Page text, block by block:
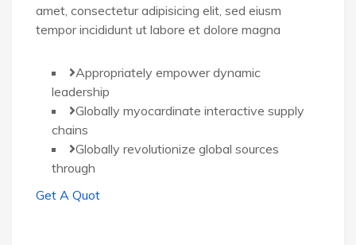
amet, consectetur adipisicing elit, sed eiusm
tempor incididunt ut labore et dolore magna
Appropriately empower dynamic
leadership
Globally myocardinate interactive supply
chains
Globally revolutionize global sources
through
Get A Quot